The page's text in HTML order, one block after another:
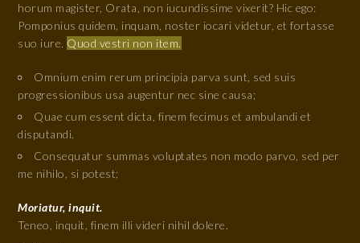
horum magister, Orata, non iucundissime vixerit? Hic ego:
Pomponius quidem, inquam, noster iocari videtur, et fortasse
suo iure. Quod vestri non item.
Omnium enim rerum principia parva sunt, sed suis
progressionibus usa augentur nec sine causa;
Quae cum essent dicta, finem fecimus et ambulandi et
disputandi.
Consequatur summas voluptates non modo parvo, sed per
me nihilo, si potest;
Moriatur, inquit.
Teneo, inquit, finem illi videri nihil dolere.